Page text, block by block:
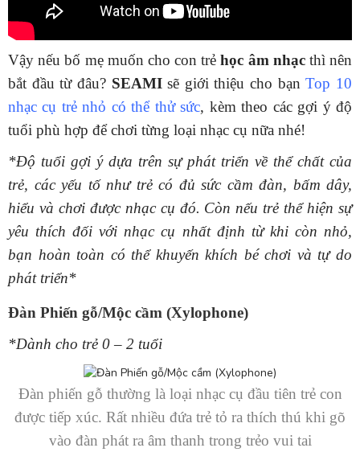
Vậy nếu bố mẹ muốn cho con trẻhọc âm nhạcthì nên
bắt đầu từ đâu? SEAMIsẽ giới thiệu cho bạnTop 10
nhạc cụ trẻ nhỏ có thể thử sức, kèm theo các gợi ý độ
tuổi phù hợp để chơi từng loại nhạc cụ nữa nhé!
*Độ tuổi gợi ý dựa trên sự phát triển về thể chất của
trẻ, các yếu tố như trẻ có đủ sức cầm đàn, bấm dây,
hiểu và chơi được nhạc cụ đó. Còn nếu trẻ thể hiện sự
yêu thích đối với nhạc cụ nhất định từ khi còn nhỏ,
bạn hoàn toàn có thể khuyến khích bé chơi và tự do
phát triển*
Đàn Phiến gỗ/Mộc cầm (Xylophone)
*Dành cho trẻ 0 – 2 tuổi
Đàn phiến gỗ thường là loại nhạc cụ đầu tiên trẻ con
được tiếp xúc. Rất nhiều đứa trẻ tỏ ra thích thú khi gõ
vào đàn phát ra âm thanh trong trẻo vui tai